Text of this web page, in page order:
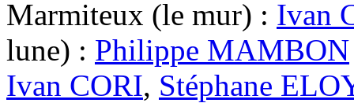
Marmiteux (le mur) : Ivan
lune) : Philippe MAMBON
Ivan CORI, Stéphane